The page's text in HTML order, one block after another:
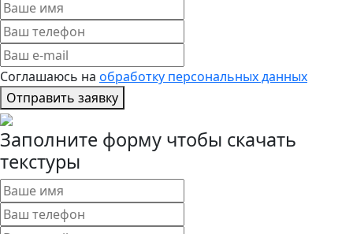
Соглашаюсь на обработку персональных данных
Отправить заявку
Заполните форму чтобы скачать
текстуры